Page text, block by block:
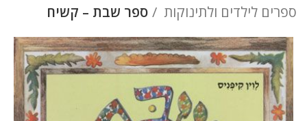
ספרים לילדים ולתינוקות
ספר שבת – קשיח